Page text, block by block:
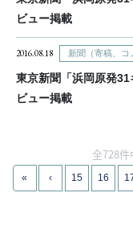
ビュー掲載
2016.08.18 新聞（寄稿、コ
東京新聞「浜岡原発
ビュー掲載
全728
« ‹ 15 16